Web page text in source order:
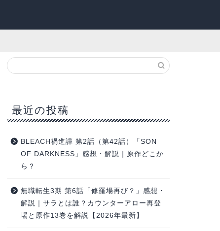
最近の投稿
BLEACH禍進譚 第2話（第42話）「SON
OF DARKNESS」感想・解説｜原作どこか
ら？
無職転生3期 第6話「修羅場再び？」感想・
解説｜サラとは誰？カウンターアロー再登
場と原作13巻を解説【2026年最新】